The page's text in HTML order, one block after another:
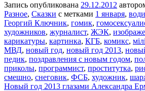
Запись опубликована 29.12.2012
Разное, Сказки с метками 1 января,
Георгий Ключник, гомик,
художников, журналист, ЖЭК,
карикатуры, картинка, КГБ, комикс,
МВД, новый год, новый год 2013,
педик, поздравления с новым годом,
приколы, программист, проститутка,
смешно, снеговик, ФСБ, художник,
Новый год 2013 глазами Александра